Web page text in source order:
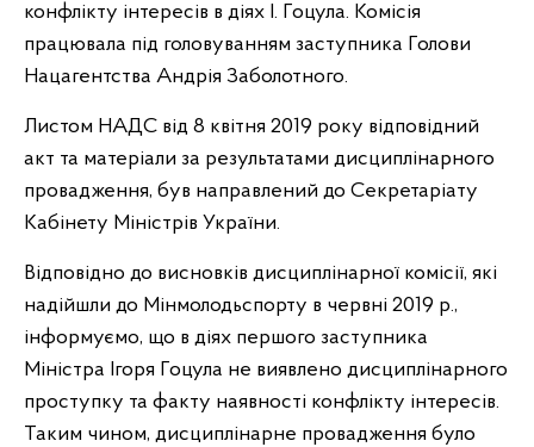
конфлікту інтересів в діях І. Гоцула. Комісія
працювала під головуванням заступника Голови
Нацагентства Андрія Заболотного.
Листом НАДС від 8 квітня 2019 року відповідний
акт та матеріали за результатами дисциплінарного
провадження, був направлений до Секретаріату
Кабінету Міністрів України.
Відповідно до висновків дисциплінарної комісії, які
надійшли до Мінмолодьспорту в червні 2019 р.,
інформуємо, що в діях першого заступника
Міністра Ігоря Гоцула не виявлено дисциплінарного
проступку та факту наявності конфлікту інтересів.
Таким чином, дисциплінарне провадження було